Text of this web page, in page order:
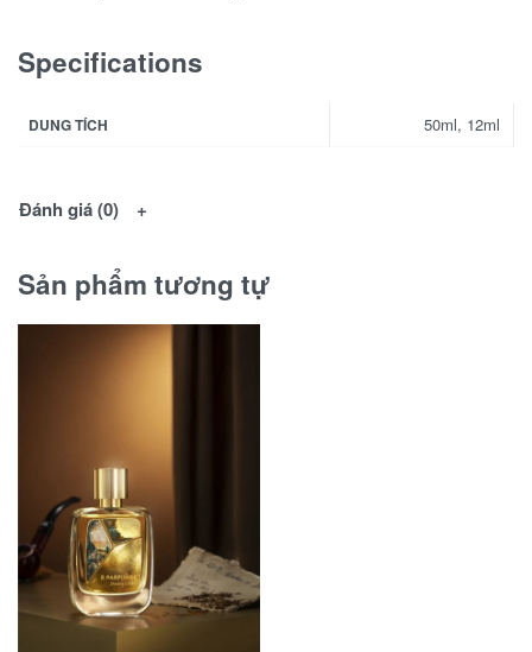
Specifications
DUNG TÍCH 50ml, 12ml
Đánh giá (0)
Sản phẩm tương tự